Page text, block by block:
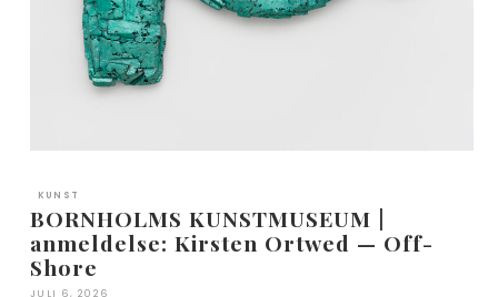
KUNST
BORNHOLMS KUNSTMUSEUM |
anmeldelse: Kirsten Ortwed — Off-
Shore
JULI 6, 2026